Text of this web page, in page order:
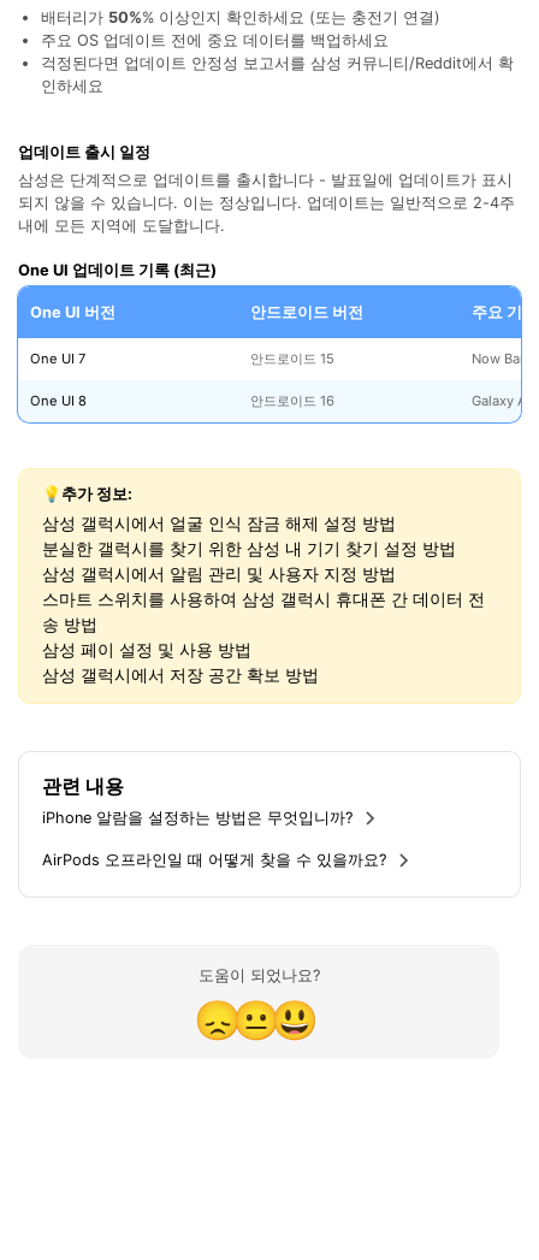
배터리가 50%% 이상인지 확인하세요 (또는 충전기 연결)
주요 OS 업데이트 전에 중요 데이터를 백업하세요
걱정된다면 업데이트 안정성 보고서를 삼성 커뮤니티/Reddit에서 확
인하세요
업데이트 출시 일정
삼성은 단계적으로 업데이트를 출시합니다 - 발표일에 업데이트가 표시
되지 않을 수 있습니다. 이는 정상입니다. 업데이트는 일반적으로 2-4주
내에 모든 지역에 도달합니다.
One UI 업데이트 기록 (최근)
One UI 버전 안드로이드 버전 주요 기능
One UI 7 안드로이드 15 Now Bar,
One UI 8 안드로이드 16 Galaxy AI
💡추가 정보:
삼성 갤럭시에서 얼굴 인식 잠금 해제 설정 방법
분실한 갤럭시를 찾기 위한 삼성 내 기기 찾기 설정 방법
삼성 갤럭시에서 알림 관리 및 사용자 지정 방법
스마트 스위치를 사용하여 삼성 갤럭시 휴대폰 간 데이터 전
송 방법
삼성 페이 설정 및 사용 방법
삼성 갤럭시에서 저장 공간 확보 방법
관련 내용
iPhone 알람을 설정하는 방법은 무엇입니까?
AirPods 오프라인일 때 어떻게 찾을 수 있을까요?
도움이 되었나요?
😞😐😃